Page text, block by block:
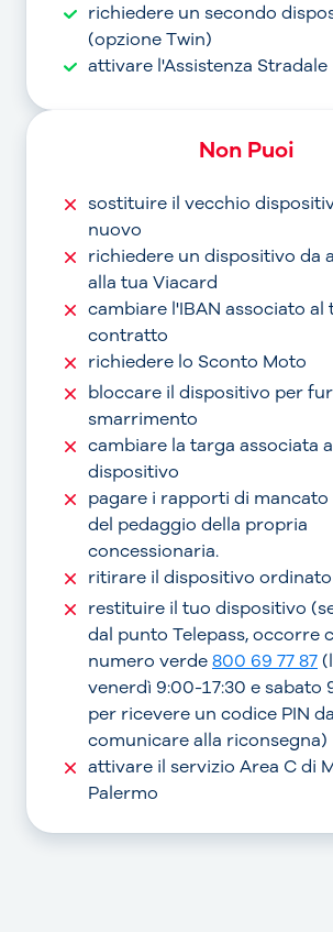
richiedere un secondo
(opzione Twin)
attivare l'Assistenza Stradale
Non Puoi
sostituire il vecchio
nuovo
richiedere un dispositivo da
alla tua Viacard
cambiare l'IBAN associato al
contratto
richiedere lo Sconto Moto
bloccare il dispositivo per
smarrimento
cambiare la targa associata
dispositivo
pagare i rapporti di
del pedaggio della propria
concessionaria.
ritirare il dispositivo
restituire il tuo dispositivo
dal punto Telepass, occorre
numero verde800 69 77 87
venerdì 9:00-17:30 e sabato
per ricevere un codice PIN da
comunicare alla riconsegna)
attivare il servizio Area C di
Palermo